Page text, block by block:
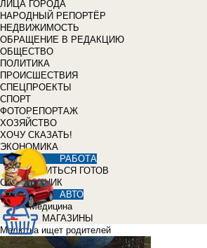
ЛИЦА ГОРОДА
НАРОДНЫЙ РЕПОРТЁР
НЕДВИЖИМОСТЬ
ОБРАЩЕНИЕ В РЕДАКЦИЮ
ОБЩЕСТВО
ПОЛИТИКА
ПРОИСШЕСТВИЯ
СПЕЦПРОЕКТЫ
СПОРТ
ФОТОРЕПОРТАЖ
ХОЗЯЙСТВО
ХОЧУ СКАЗАТЬ!
ЭКОНОМИКА
РАБОТА
УЧИТЬСЯ ГОТОВ
СПРАВОЧНИК
АВТО
Медицина
МАГАЗИНЫ
Малютка ищет родителей